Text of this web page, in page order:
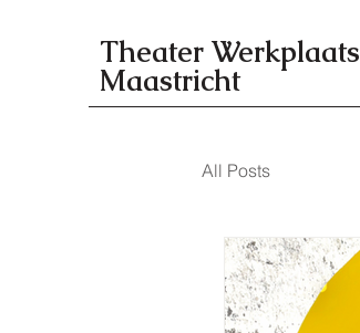
Theater Werkplaats
Maastricht
All Posts